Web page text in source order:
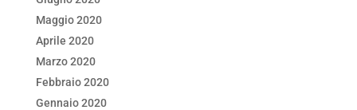
Maggio 2020
Aprile 2020
Marzo 2020
Febbraio 2020
Gennaio 2020